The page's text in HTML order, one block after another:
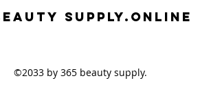
supplY.ONLINE
©2033 by 365 beauty supply.